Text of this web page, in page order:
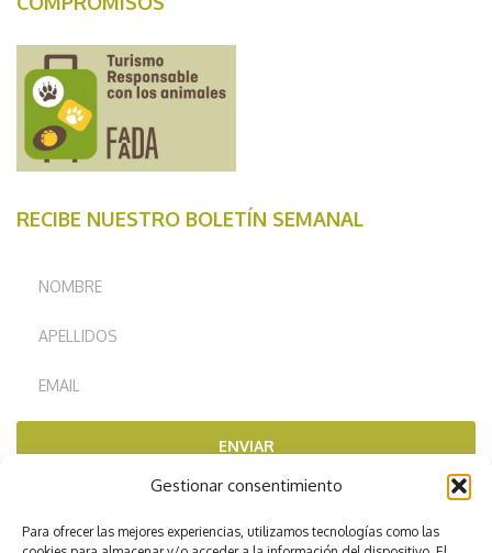
Gestionar consentimiento
Para ofrecer las mejores experiencias, utilizamos tecnologías como las
RECIBE NUESTRO BOLETÍN SEMANAL
ENVIAR